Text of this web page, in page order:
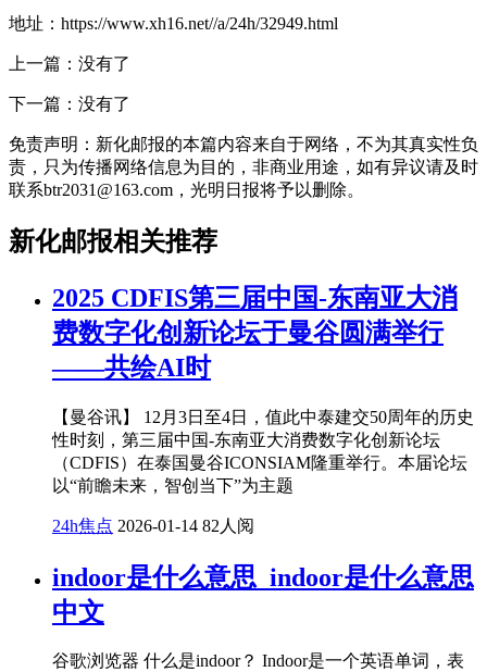
地址：https://www.xh16.net//a/24h/32949.html
上一篇：没有了
下一篇：没有了
免责声明：新化邮报的本篇内容来自于网络，不为其真实性负
责，只为传播网络信息为目的，非商业用途，如有异议请及时
联系btr2031@163.com，光明日报将予以删除。
新化邮报相关推荐
2025 CDFIS第三届中国-东南亚大消
费数字化创新论坛于曼谷圆满举行
——共绘AI时
【曼谷讯】 12月3日至4日，值此中泰建交50周年的历史
性时刻，第三届中国-东南亚大消费数字化创新论坛
（CDFIS）在泰国曼谷ICONSIAM隆重举行。本届论坛
以“前瞻未来，智创当下”为主题
24h焦点 2026-01-14 82人阅
indoor是什么意思_indoor是什么意思
中文
谷歌浏览器 什么是indoor？ Indoor是一个英语单词，表